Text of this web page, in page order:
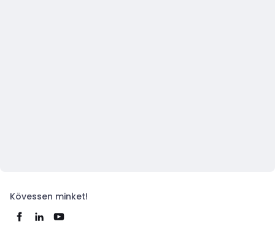
Kövessen minket!